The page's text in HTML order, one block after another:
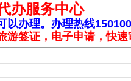
办服务中心
以办理。办理热线
游签证，电子申请，快速